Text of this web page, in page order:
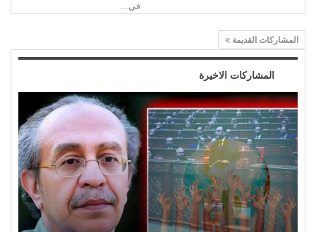
في…
المشاركات القديمة
المشاركات الاخيرة